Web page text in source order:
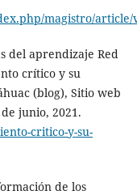
magistro/article/
del aprendizaje Red
crítico y su
(blog), Sitio web
junio, 2021.
critico-y-su-
de los